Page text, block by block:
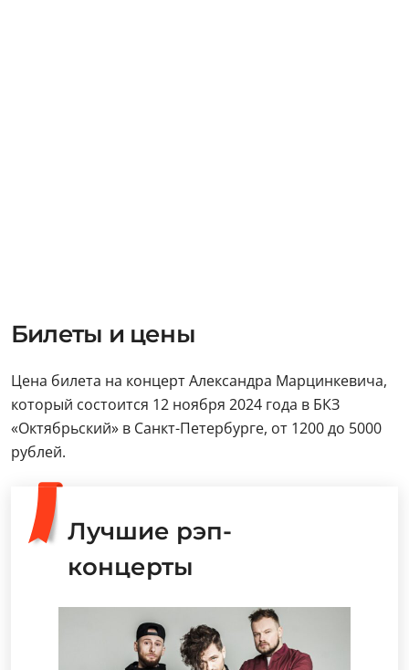
Билеты и цены
Цена билета на концерт Александра Марцинкевича,
который состоится 12 ноября 2024 года в БКЗ
«Октябрьский» в Санкт-Петербурге, от 1200 до 5000
рублей.
Лучшие рэп-
концерты